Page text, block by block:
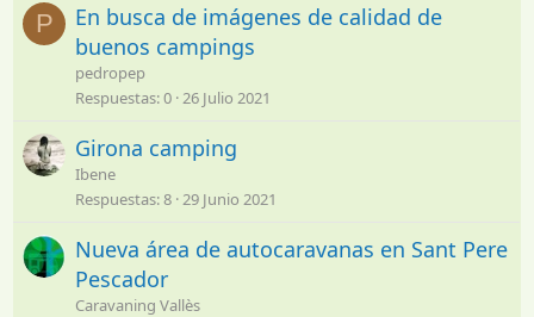
P
En busca de imágenes de calidad de
buenos campings
pedropep
Respuestas 0 26 Julio 2021
Girona camping
Ibene
Respuestas 8 29 Junio 2021
Nueva área de autocaravanas en Sant Pere
Pescador
Caravaning Vallès